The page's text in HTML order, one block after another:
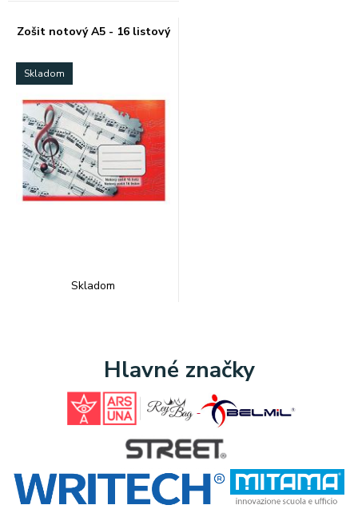
Zošit notový A5 - 16 listový
Skladom
Skladom
Hlavné značky